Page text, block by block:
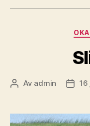
Inläggsförfattare
Av admin 16